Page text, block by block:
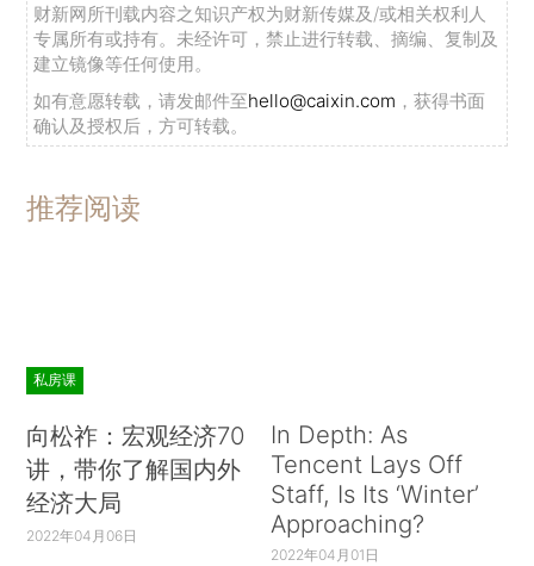
财新网所刊载内容之知识产权为财新传媒及/或相关权利人
专属所有或持有。未经许可，禁止进行转载、摘编、复制及
建立镜像等任何使用。
如有意愿转载，请发邮件至hello@caixin.com ，获得书面
确认及授权后，方可转载。
推荐阅读
私房课
向松祚：宏观经济70
讲，带你了解国内外
经济大局
2022年04月06日
In Depth: As
Tencent Lays Off
Staff, Is Its ‘Winter’
Approaching?
2022年04月01日